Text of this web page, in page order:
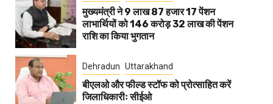
मुख्यमंत्री ने 9 लाख 87 हजार 17 पेंशन
लाभार्थियों को 146 करोड़ 32 लाख की पेंशन
राशि का किया भुगतान
Dehradun Uttarakhand
बीएलओ और फील्ड स्टॉफ को प्रोत्साहित करें
जिलाधिकारीः सीईओ